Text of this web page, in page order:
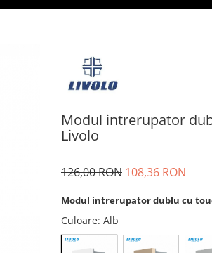
Modul intrerupator
Livolo
126,00 RON 108,36 RON
Modul intrerupator dublu cu
Culoare: Alb